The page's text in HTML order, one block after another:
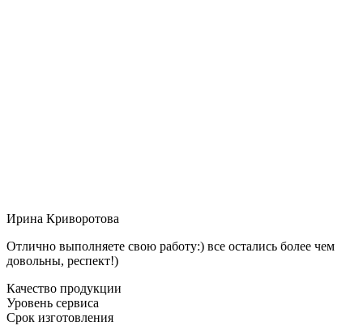
Ирина Криворотова
Отлично выполняете свою работу:) все остались более чем
довольны, респект!)
Качество продукции
Уровень сервиса
Срок изготовления